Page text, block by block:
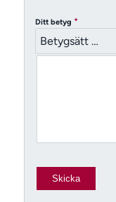
Ditt betyg *